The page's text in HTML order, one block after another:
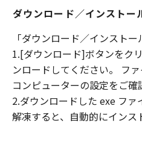
保証
憶媒体に格納されて
キヤノンは、お客
ア」を購入した日
フトウエア」が格
（以下「メディア」
な欠陥がないこと
ダウンロード／インストー
「ダウンロード／インストー
1.[ダウンロード]ボタンをク
ンロードしてください。 フ
コンピューターの設定をご確
2.ダウンロードした exe フ
解凍すると、自動的にインス